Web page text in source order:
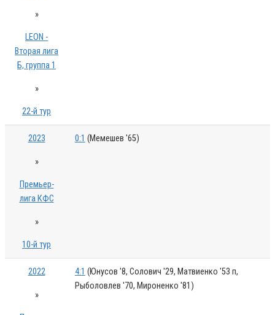
»
LEON -
Вторая лига
Б, группа 1
»
22-й тур
2023
»
Премьер-
лига КФС
»
10-й тур
0:1 (Мемешев '65)
2022
»
4:1 (Юнусов '8, Солович '29, Матвиенко '53 п,
Рыболовлев '70, Мироненко '81)